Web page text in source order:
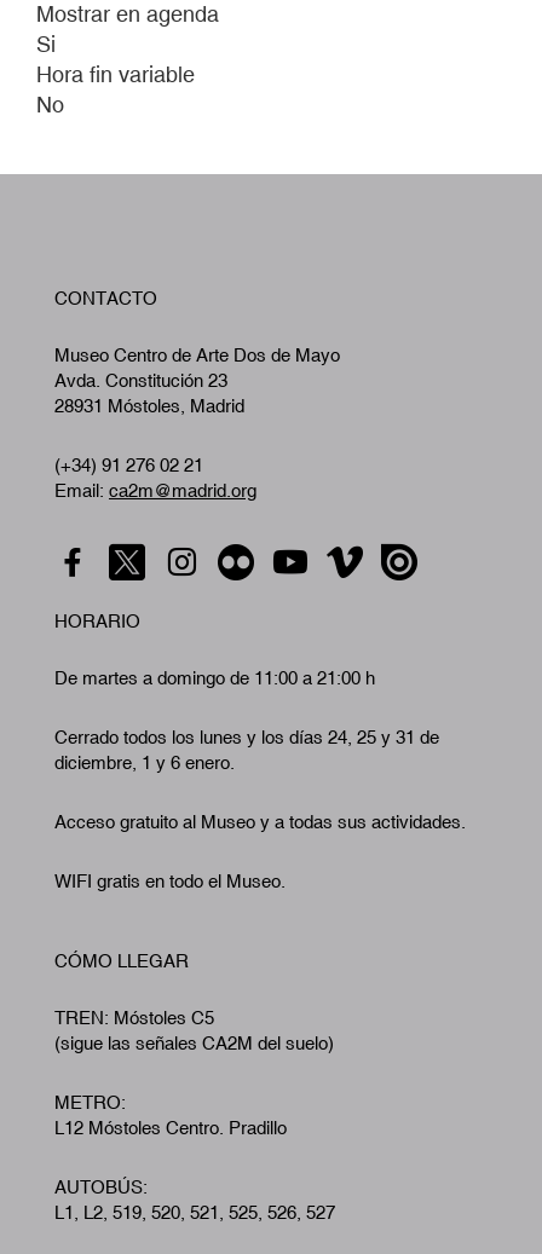
Mostrar en agenda
Si
Hora fin variable
No
CONTACTO
Museo Centro de Arte Dos de Mayo
Avda. Constitución 23
28931 Móstoles, Madrid
(+34) 91 276 02 21
Email: ca2m@madrid.org
HORARIO
De martes a domingo de 11:00 a 21:00 h
Cerrado todos los lunes y los días 24, 25 y 31 de
diciembre, 1 y 6 enero.
Acceso gratuito al Museo y a todas sus actividades.
WIFI gratis en todo el Museo.
CÓMO LLEGAR
TREN: Móstoles C5
(sigue las señales CA2M del suelo)
METRO:
L12 Móstoles Centro. Pradillo
AUTOBÚS:
L1, L2, 519, 520, 521, 525, 526, 527